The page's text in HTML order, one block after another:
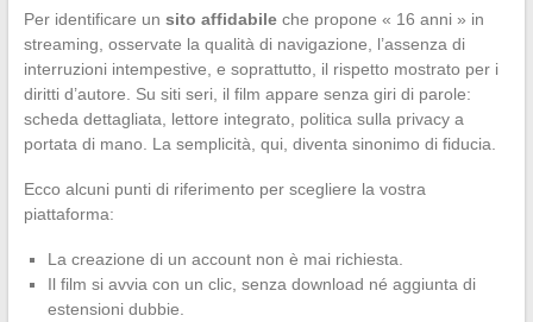
Per identificare un sito affidabileche propone « 16 anni » in
streaming, osservate la qualità di navigazione, l’assenza di
interruzioni intempestive, e soprattutto, il rispetto mostrato per i
diritti d’autore. Su siti seri, il film appare senza giri di parole:
scheda dettagliata, lettore integrato, politica sulla privacy a
portata di mano. La semplicità, qui, diventa sinonimo di fiducia.
Ecco alcuni punti di riferimento per scegliere la vostra
piattaforma:
La creazione di un account non è mai richiesta.
Il film si avvia con un clic, senza download né aggiunta di
estensioni dubbie.